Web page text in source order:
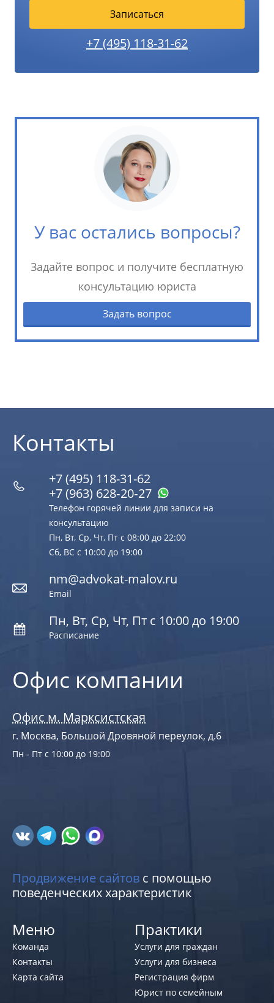
Записаться
+7 (495) 118-31-62
У вас остались вопросы?
Задайте вопрос и получите бесплатную
консультацию юриста
Задать вопрос
Офис компании
Офис м. Марксистская
г. Москва, Большой Дровяной переулок, д.6
Пн - Пт с 10:00 до 19:00
Контакты
+7 (495) 118-31-62
+7 (963) 628‑20‑27
Телефон горячей линии для записи на
консультацию
Пн, Вт, Ср, Чт, Пт с 08:00 до 22:00
Сб, ВС с 10:00 до 19:00
nm@advokat-malov.ru
Email
Пн, Вт, Ср, Чт, Пт с 10:00 до 19:00
Расписание
Продвижение сайтов с помощью
поведенческих характеристик
Меню
Команда
Контакты
Карта сайта
Практики
Услуги для граждан
Услуги для бизнеса
Регистрация фирм
Юрист по семейным